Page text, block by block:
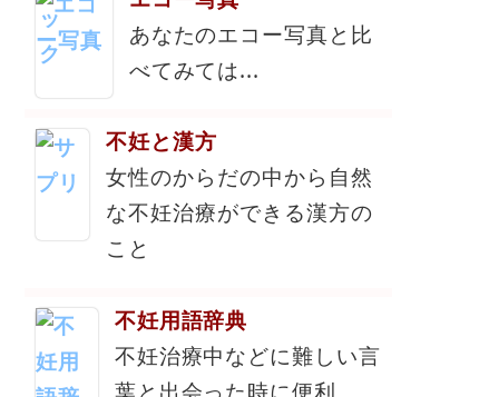
あなたのエコー写真と比
べてみては...
不妊と漢方
女性のからだの中から自然
な不妊治療ができる漢方の
こと
不妊用語辞典
不妊治療中などに難しい言
葉と出会った時に便利